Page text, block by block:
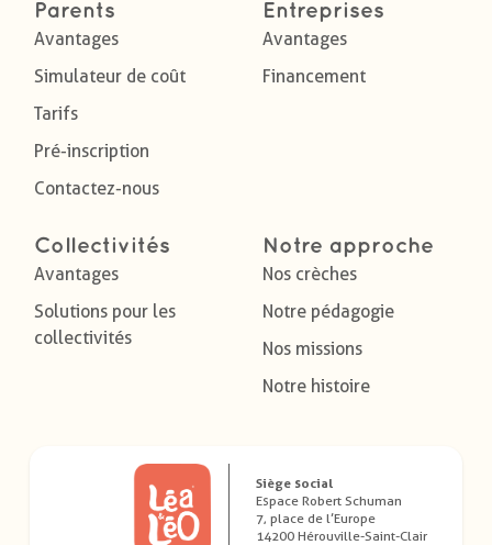
Parents
Avantages
Simulateur de coût
Tarifs
Pré-inscription
Contactez-nous
Entreprises
Avantages
Financement
Collectivités
Avantages
Solutions pour les
collectivités
Notre approche
Nos crèches
Notre pédagogie
Nos missions
Notre histoire
Siège social
Espace Robert Schuman
7, place de l’Europe
14200 Hérouville-Saint-Clair